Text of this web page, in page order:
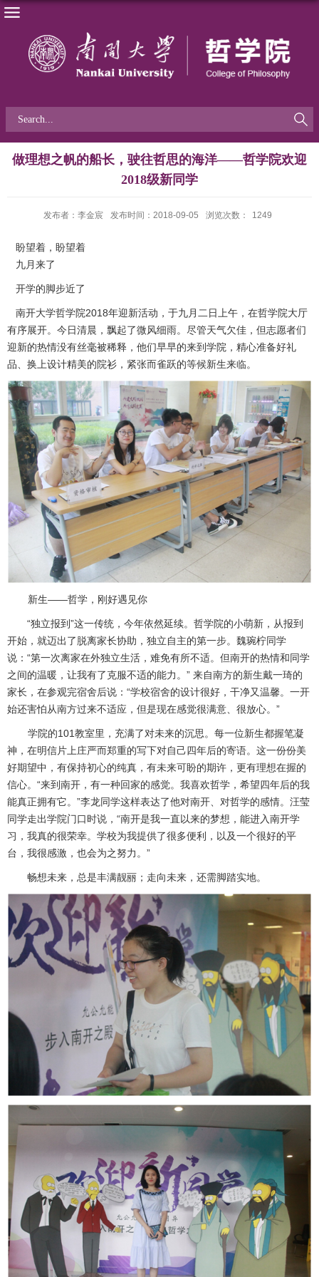
做理想之帆的船长，驶往哲思的海洋——哲学院欢迎
2018级新同学
发布者：李金宸 发布时间：2018-09-05 浏览次数： 1249
盼望着，盼望着
九月来了
开学的脚步近了
南开大学哲学院2018年迎新活动，于九月二日上午，在哲学院大厅
有序展开。今日清晨，飘起了微风细雨。尽管天气欠佳，但志愿者们
迎新的热情没有丝毫被稀释，他们早早的来到学院，精心准备好礼
品、换上设计精美的院衫，紧张而雀跃的等候新生来临。
新生——哲学，刚好遇见你
“独立报到”这一传统，今年依然延续。哲学院的小萌新，从报到
开始，就迈出了脱离家长协助，独立自主的第一步。魏琬柠同学
说：“第一次离家在外独立生活，难免有所不适。但南开的热情和同学
之间的温暖，让我有了克服不适的能力。” 来自南方的新生戴一琦的
家长，在参观完宿舍后说：“学校宿舍的设计很好，干净又温馨。一开
始还害怕从南方过来不适应，但是现在感觉很满意、很放心。”
学院的101教室里，充满了对未来的沉思。每一位新生都握笔凝
神，在明信片上庄严而郑重的写下对自己四年后的寄语。这一份份美
好期望中，有保持初心的纯真，有未来可盼的期许，更有理想在握的
信心。“来到南开，有一种回家的感觉。我喜欢哲学，希望四年后的我
能真正拥有它。”李龙同学这样表达了他对南开、对哲学的感情。汪莹
同学走出学院门口时说，“南开是我一直以来的梦想，能进入南开学
习，我真的很荣幸。学校为我提供了很多便利，以及一个很好的平
台，我很感激，也会为之努力。”
畅想未来，总是丰满靓丽；走向未来，还需脚踏实地。